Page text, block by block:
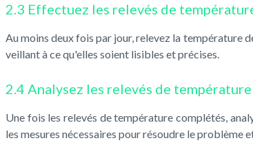
2.3 Effectuez les relevés de
Au moins deux fois par jour, relevez la température
veillant à ce qu'elles soient lisibles et précises.
2.4 Analysez les relevés de température
Une fois les relevés de température complétés,
les mesures nécessaires pour résoudre le problème